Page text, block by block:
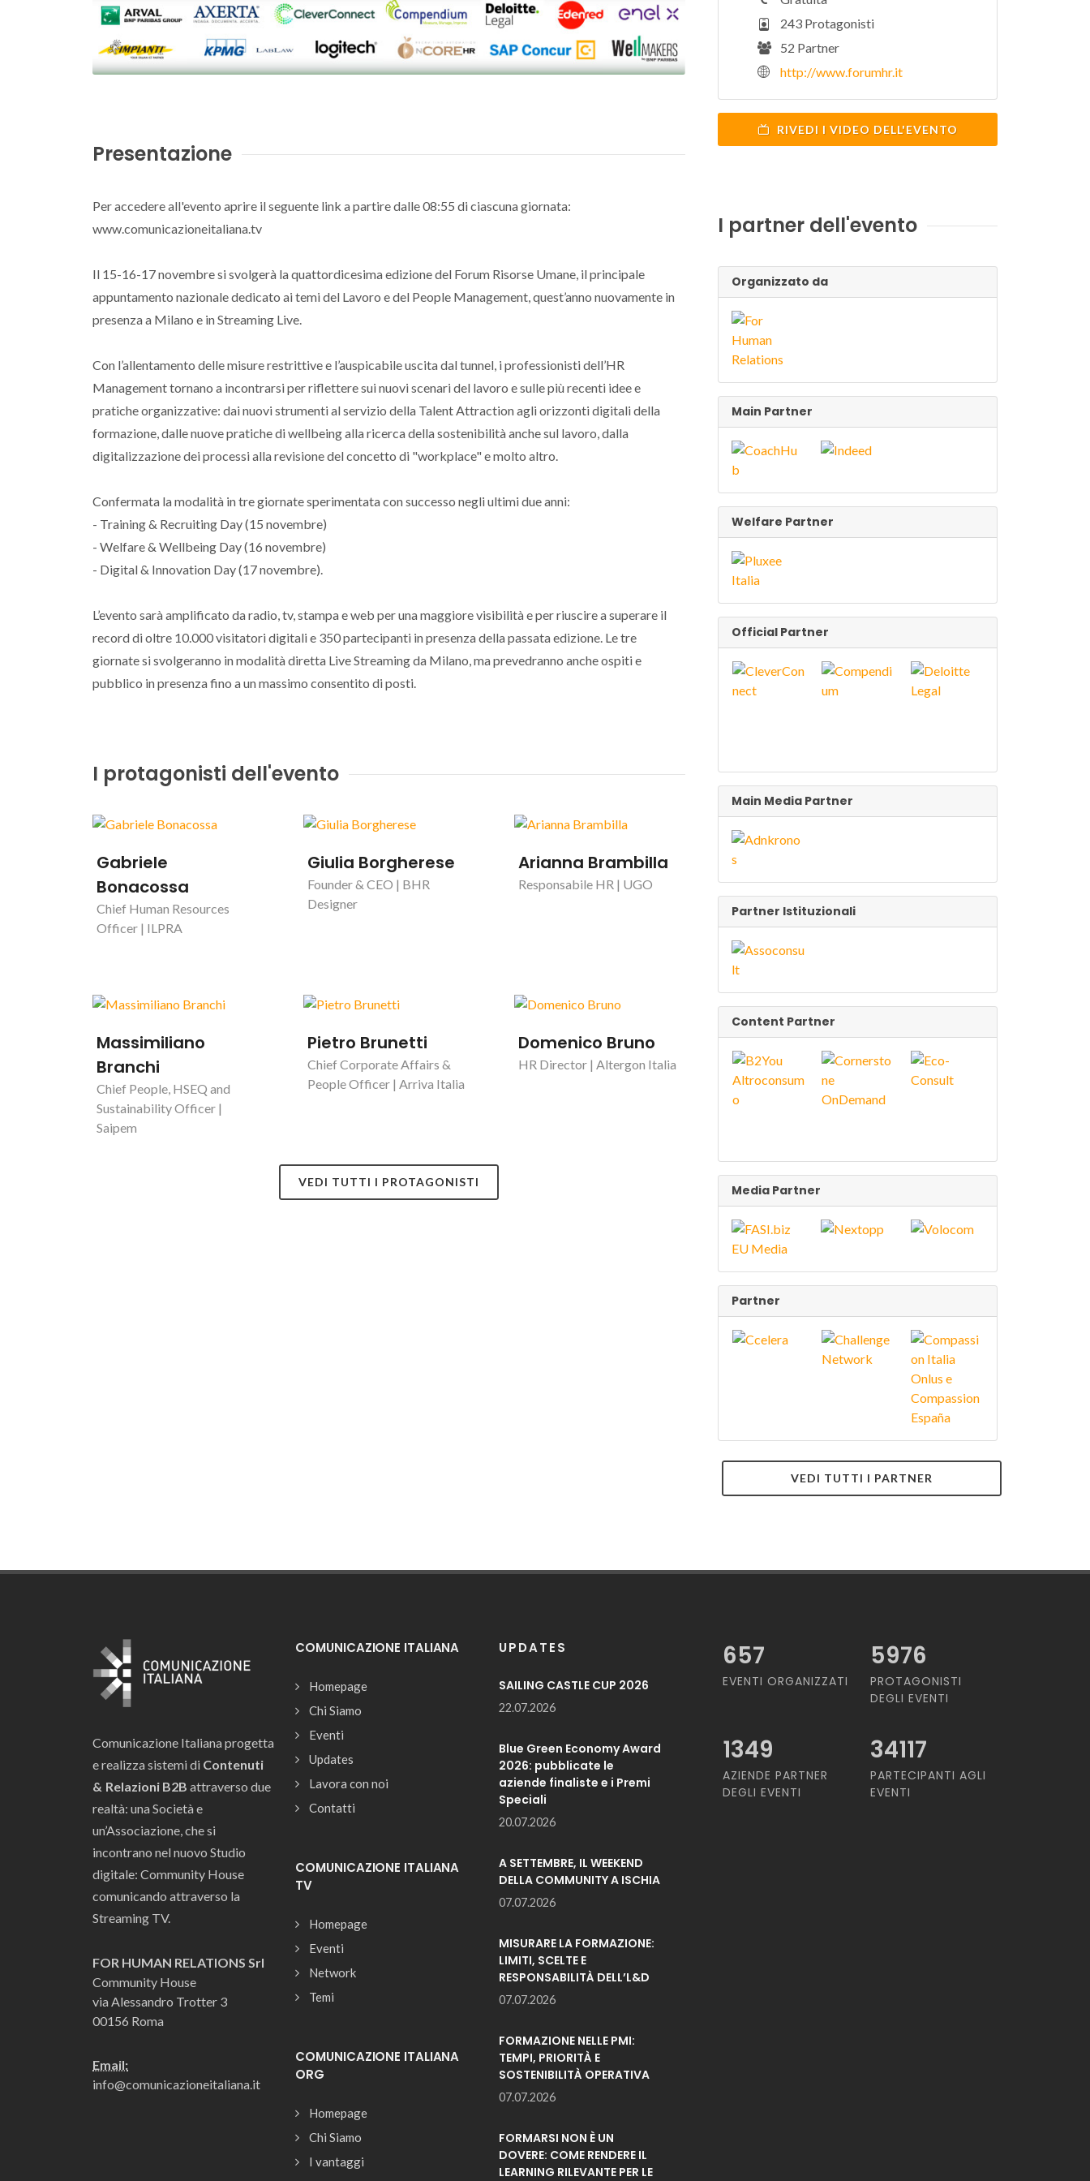
Presentazione
Per accedere all'evento aprire il seguente link a partire dalle 08:55 di ciascuna giornata:
www.comunicazioneitaliana.tv
Il 15-16-17 novembre si svolgerà la quattordicesima edizione del Forum Risorse Umane, il principale
appuntamento nazionale dedicato ai temi del Lavoro e del People Management, quest’anno nuovamente in
presenza a Milano e in Streaming Live.
Con l’allentamento delle misure restrittive e l’auspicabile uscita dal tunnel, i professionisti dell’HR
Management tornano a incontrarsi per riflettere sui nuovi scenari del lavoro e sulle più recenti idee e
pratiche organizzative: dai nuovi strumenti al servizio della Talent Attraction agli orizzonti digitali della
formazione, dalle nuove pratiche di wellbeing alla ricerca della sostenibilità anche sul lavoro, dalla
digitalizzazione dei processi alla revisione del concetto di "workplace" e molto altro.
Confermata la modalità in tre giornate sperimentata con successo negli ultimi due anni:
- Training & Recruiting Day (15 novembre)
- Welfare & Wellbeing Day (16 novembre)
- Digital & Innovation Day (17 novembre).
L’evento sarà amplificato da radio, tv, stampa e web per una maggiore visibilità e per riuscire a superare il
record di oltre 10.000 visitatori digitali e 350 partecipanti in presenza della passata edizione. Le tre
giornate si svolgeranno in modalità diretta Live Streaming da Milano, ma prevedranno anche ospiti e
pubblico in presenza fino a un massimo consentito di posti.
I protagonisti dell'evento
Gabriele
Bonacossa
Chief Human Resources
Officer | ILPRA
Giulia Borgherese
Founder & CEO | BHR
Designer
Arianna Brambilla
Responsabile HR | UGO
Massimiliano
Branchi
Chief People, HSEQ and
Sustainability Officer |
Saipem
Pietro Brunetti
Chief Corporate Affairs &
People Officer | Arriva Italia
Domenico Bruno
HR Director | Altergon Italia
VEDI TUTTI I PROTAGONISTI
243 Protagonisti
52 Partner
http://www.forumhr.it
RIVEDI I VIDEO DELL'EVENTO
I partner dell'evento
Organizzato da
Main Partner
Welfare Partner
Official Partner
Main Media Partner
Partner Istituzionali
Content Partner
Media Partner
Partner
VEDI TUTTI I PARTNER
Comunicazione Italiana progetta
e realizza sistemi di Contenuti
& Relazioni B2B attraverso due
realtà: una Società e
un’Associazione, che si
incontrano nel nuovo Studio
digitale: Community House
comunicando attraverso la
Streaming TV.
FOR HUMAN RELATIONS Srl
Community House
via Alessandro Trotter 3
00156 Roma
Email:
info@comunicazioneitaliana.it
COMUNICAZIONE ITALIANA
Homepage
Chi Siamo
Eventi
Updates
Lavora con noi
Contatti
COMUNICAZIONE ITALIANA
TV
Homepage
Eventi
Network
Temi
COMUNICAZIONE ITALIANA
ORG
Homepage
Chi Siamo
I vantaggi
UPDATES
SAILING CASTLE CUP 2026
22.07.2026
Blue Green Economy Award
2026: pubblicate le
aziende finaliste e i Premi
Speciali
20.07.2026
A SETTEMBRE, IL WEEKEND
DELLA COMMUNITY A ISCHIA
07.07.2026
MISURARE LA FORMAZIONE:
LIMITI, SCELTE E
RESPONSABILITÀ DELL’L&D
07.07.2026
FORMAZIONE NELLE PMI:
TEMPI, PRIORITÀ E
SOSTENIBILITÀ OPERATIVA
07.07.2026
FORMARSI NON È UN
DOVERE: COME RENDERE IL
LEARNING RILEVANTE PER LE
657
EVENTI ORGANIZZATI
5976
PROTAGONISTI
DEGLI EVENTI
1349
AZIENDE PARTNER
DEGLI EVENTI
34117
PARTECIPANTI AGLI
EVENTI